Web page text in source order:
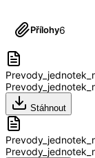
Přílohy6
Stáhnout